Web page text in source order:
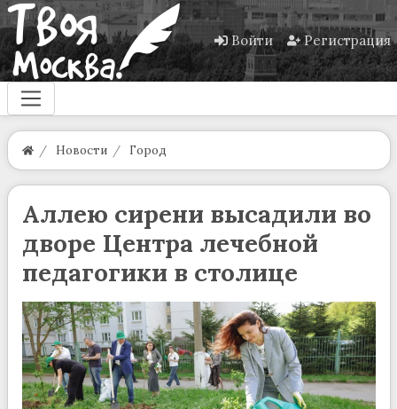
Войти Регистрация
Новости Город
Аллею сирени высадили во
дворе Центра лечебной
педагогики в столице